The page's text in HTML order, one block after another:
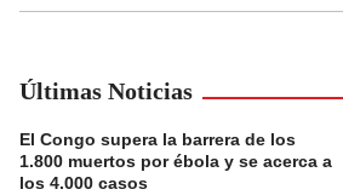
Últimas Noticias
El Congo supera la barrera de los
1.800 muertos por ébola y se acerca a
los 4.000 casos